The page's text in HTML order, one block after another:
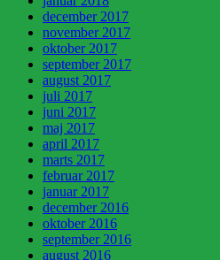
december 2017
november 2017
oktober 2017
september 2017
august 2017
juli 2017
juni 2017
maj 2017
april 2017
marts 2017
februar 2017
januar 2017
december 2016
oktober 2016
september 2016
august 2016